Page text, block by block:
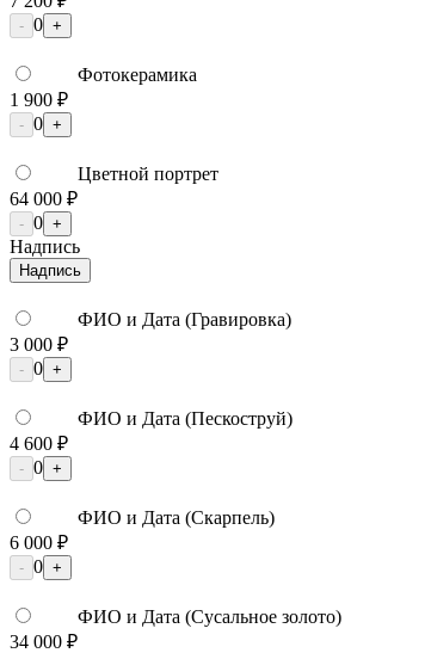
- 0 +
Фотокерамика
1 900 ₽
- 0 +
Цветной портрет
64 000 ₽
- 0 +
Надпись
Надпись
ФИО и Дата (Гравировка)
3 000 ₽
- 0 +
ФИО и Дата (Пескоструй)
4 600 ₽
- 0 +
ФИО и Дата (Скарпель)
6 000 ₽
- 0 +
ФИО и Дата (Сусальное золото)
34 000 ₽